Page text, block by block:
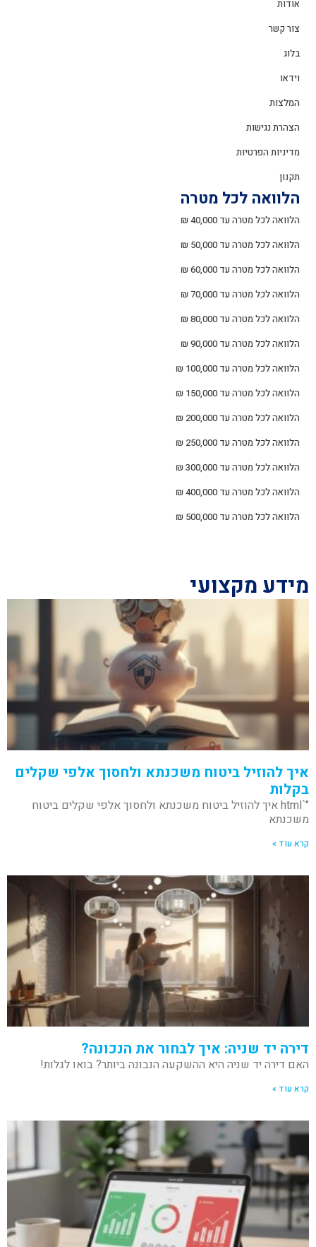
אודות
צור קשר
בלוג
וידאו
המלצות
הצהרת נגישות
מדיניות הפרטיות
תקנון
הלוואה לכל מטרה
הלוואה לכל מטרה עד 40,000 ₪
הלוואה לכל מטרה עד 50,000 ₪
הלוואה לכל מטרה עד 60,000 ₪
הלוואה לכל מטרה עד 70,000 ₪
הלוואה לכל מטרה עד 80,000 ₪
הלוואה לכל מטרה עד 90,000 ₪
הלוואה לכל מטרה עד 100,000 ₪
הלוואה לכל מטרה עד 150,000 ₪
הלוואה לכל מטרה עד 200,000 ₪
הלוואה לכל מטרה עד 250,000 ₪
הלוואה לכל מטרה עד 300,000 ₪
הלוואה לכל מטרה עד 400,000 ₪
הלוואה לכל מטרה עד 500,000 ₪
מידע מקצועי
איך להוזיל ביטוח משכנתא ולחסוך אלפי שקלים
בקלות
"`html איך להוזיל ביטוח משכנתא ולחסוך אלפי שקלים ביטוח
משכנתא
קרא עוד »
דירה יד שניה: איך לבחור את הנכונה?
האם דירה יד שניה היא ההשקעה הנבונה ביותר? בואו לגלות!
קרא עוד »